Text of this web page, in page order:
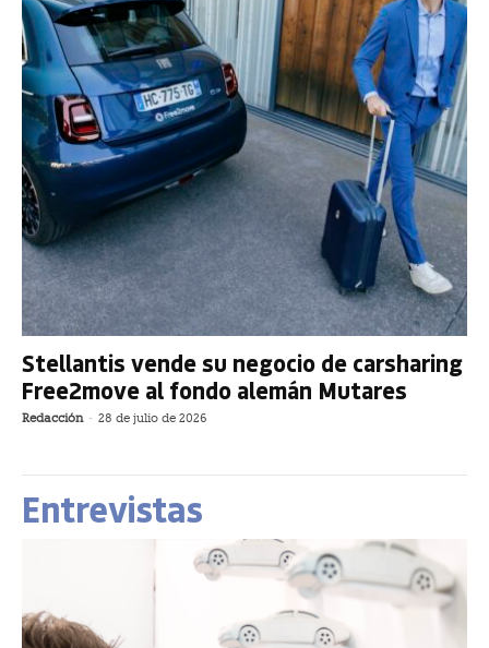
Stellantis vende su negocio de carsharing
Free2move al fondo alemán Mutares
Redacción - 28 de julio de 2026
Entrevistas